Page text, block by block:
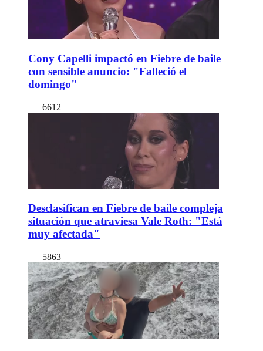
Cony Capelli impactó en Fiebre de baile
con sensible anuncio: "Falleció el
domingo"
6612
Desclasifican en Fiebre de baile compleja
situación que atraviesa Vale Roth: "Está
muy afectada"
5863